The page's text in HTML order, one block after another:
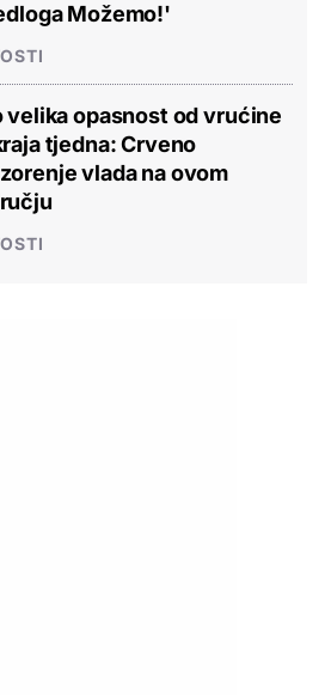
Možemo!'
velika opasnost od vrućine
tjedna: Crveno
vlada na ovom